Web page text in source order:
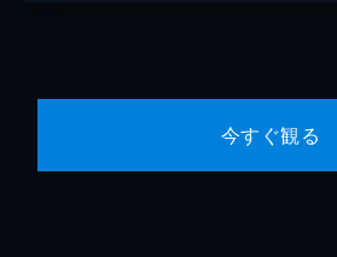
今すぐ観る